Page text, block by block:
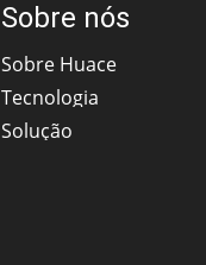
Sobre nós
Sobre Huace
Tecnologia
Solução